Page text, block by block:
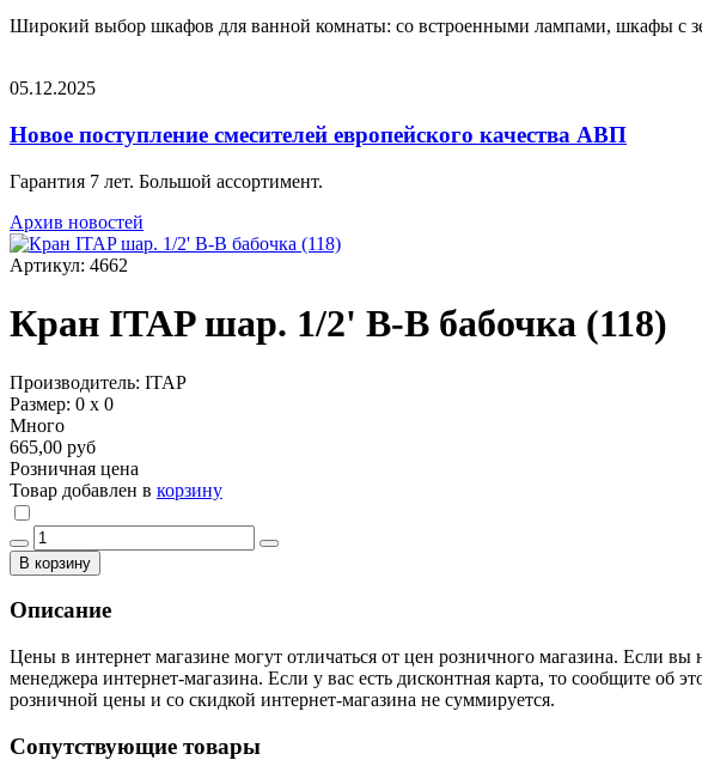
Широкий выбор шкафов для ванной комнаты: со встроенными лампами, шкафы с
05.12.2025
Новое поступление смесителей европейского качества АВП
Гарантия 7 лет. Большой ассортимент.
Архив новостей
Артикул: 4662
Кран ITAP шар. 1/2' В-В бабочка (118)
Производитель: ITAP
Размер: 0 х 0
Много
665,00 руб
Розничная цена
Товар добавлен в корзину
В корзину
Описание
Цены в интернет магазине могут отличаться от цен розничного магазина. Если
менеджера интернет-магазина. Если у вас есть дисконтная карта, то сообщите об
розничной цены и со скидкой интернет-магазина не суммируется.
Сопутствующие товары